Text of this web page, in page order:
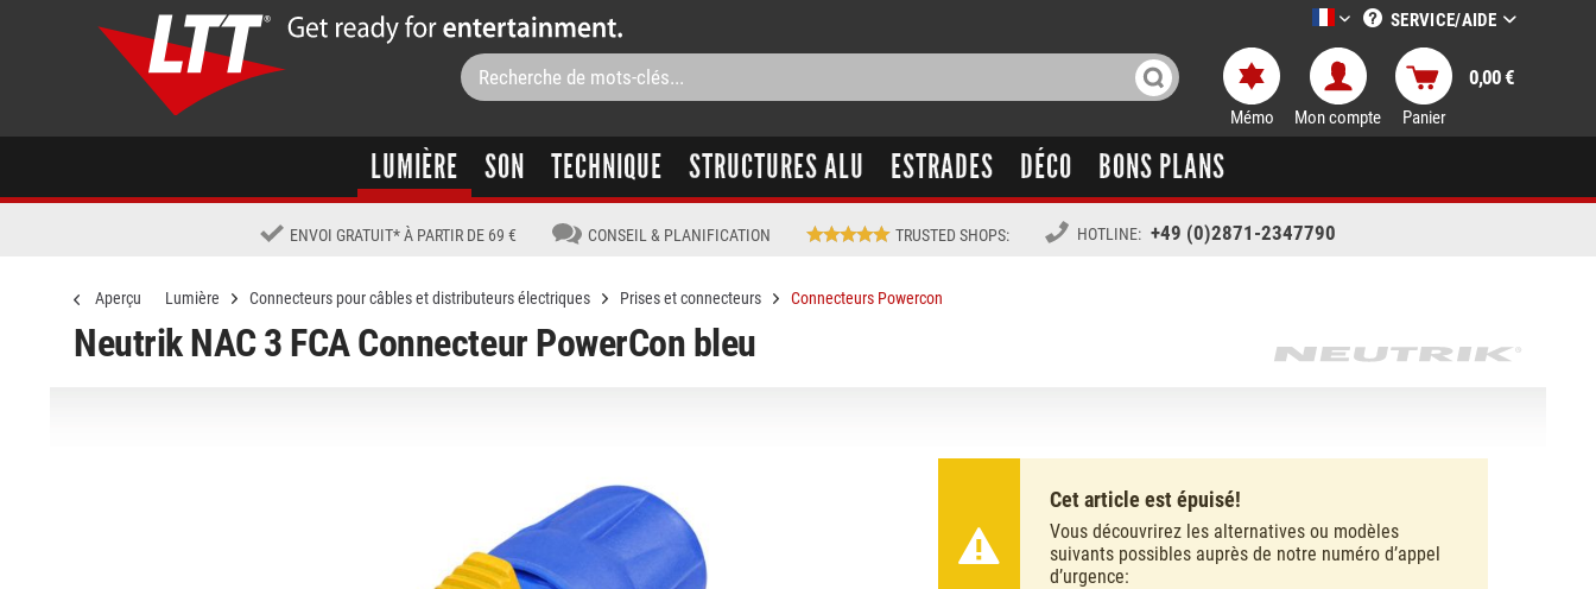
LTT-Versand französisch
SERVICE/AIDE
Mémo Mon compte Panier
0,00 €
LUMIÈRE SON TECHNIQUE STRUCTURES ALU ESTRADES DÉCO BONS PLANS
ENVOI GRATUIT* À PARTIR DE 69 € CONSEIL & PLANIFICATION TRUSTED SHOPS: HOTLINE: +49 (0)2871-2347790
Aperçu Lumière Connecteurs pour câbles et distributeurs électriques Prises et connecteurs Connecteurs Powercon
Neutrik NAC 3 FCA Connecteur PowerCon bleu
Cet article est épuisé!
Vous découvrirez les alternatives ou modèles
suivants possibles auprès de notre numéro d’appel
d’urgence: